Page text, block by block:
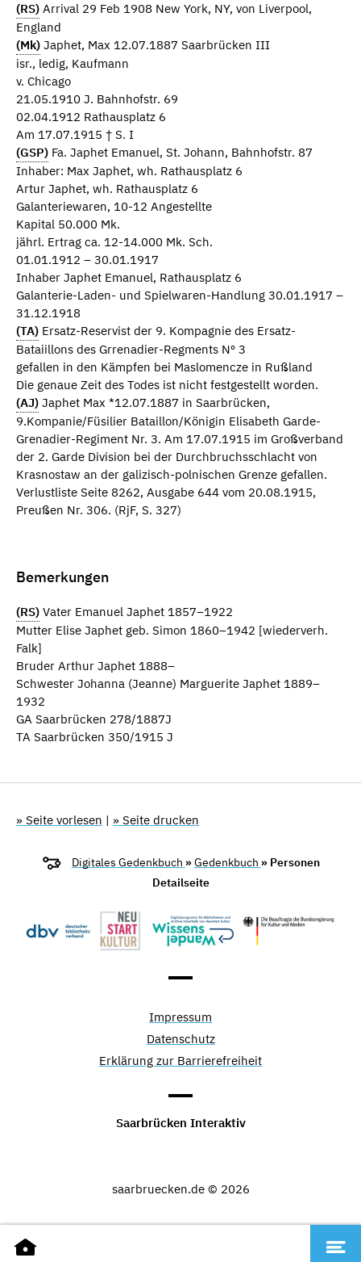
(RS) Arrival 29 Feb 1908 New York, NY, von Liverpool,
England
(Mk) Japhet, Max 12.07.1887 Saarbrücken III
isr., ledig, Kaufmann
v. Chicago
21.05.1910 J. Bahnhofstr. 69
02.04.1912 Rathausplatz 6
Am 17.07.1915 † S. I
(GSP) Fa. Japhet Emanuel, St. Johann, Bahnhofstr. 87
Inhaber: Max Japhet, wh. Rathausplatz 6
Artur Japhet, wh. Rathausplatz 6
Galanteriewaren, 10-12 Angestellte
Kapital 50.000 Mk.
jährl. Ertrag ca. 12-14.000 Mk. Sch.
01.01.1912 – 30.01.1917
Inhaber Japhet Emanuel, Rathausplatz 6
Galanterie-Laden- und Spielwaren-Handlung 30.01.1917 –
31.12.1918
(TA) Ersatz-Reservist der 9. Kompagnie des Ersatz-
Bataiillons des Grrenadier-Regments Nº 3
gefallen in den Kämpfen bei Maslomencze in Rußland
Die genaue Zeit des Todes ist nicht festgestellt worden.
(AJ) Japhet Max *12.07.1887 in Saarbrücken,
9.Kompanie/Füsilier Bataillon/Königin Elisabeth Garde-
Grenadier-Regiment Nr. 3. Am 17.07.1915 im Großverband
der 2. Garde Division bei der Durchbruchsschlacht von
Krasnostaw an der galizisch-polnischen Grenze gefallen.
Verlustliste Seite 8262, Ausgabe 644 vom 20.08.1915,
Preußen Nr. 306. (RjF, S. 327)
Bemerkungen
(RS) Vater Emanuel Japhet 1857–1922
Mutter Elise Japhet geb. Simon 1860–1942 [wiederverh.
Falk]
Bruder Arthur Japhet 1888–
Schwester Johanna (Jeanne) Marguerite Japhet 1889–
1932
GA Saarbrücken 278/1887J
TA Saarbrücken 350/1915 J
» Seite vorlesen | » Seite drucken
Digitales Gedenkbuch »Gedenkbuch » Personen
Detailseite
Impressum
Datenschutz
Erklärung zur Barrierefreiheit
Saarbrücken Interaktiv
saarbruecken.de © 2026